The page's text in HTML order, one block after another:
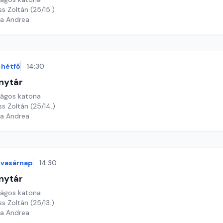
Zoltán (25/15.)
Andrea
hétfő 14:30
katona
Zoltán (25/14.)
Andrea
vasárnap 14:30
katona
Zoltán (25/13.)
Andrea